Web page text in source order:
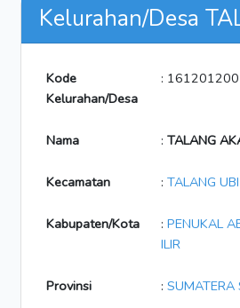
Kelurahan/Desa
Kode
Kelurahan/Desa
:
Nama : TALANG
Kecamatan : TALANG UBI
Kabupaten/Kota : PENUKAL
ILIR
Provinsi : SUMATERA